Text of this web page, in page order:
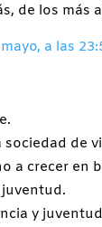
de los más
a las
de
a crecer en
y